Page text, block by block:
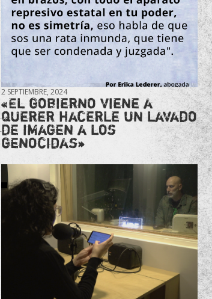
2 SEPTIEMBRE, 2024
«El gobierno viene a
querer hacerle un lavado
de imagen a los
genocidas»